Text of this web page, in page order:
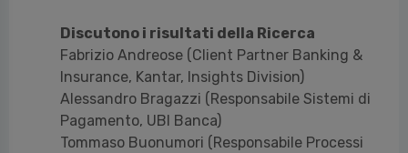
Discutono i risultati della Ricerca
Fabrizio Andreose (Client Partner Banking &
Insurance, Kantar, Insights Division)
Alessandro Bragazzi (Responsabile Sistemi di
Pagamento, UBI Banca)
Tommaso Buonumori (Responsabile Processi